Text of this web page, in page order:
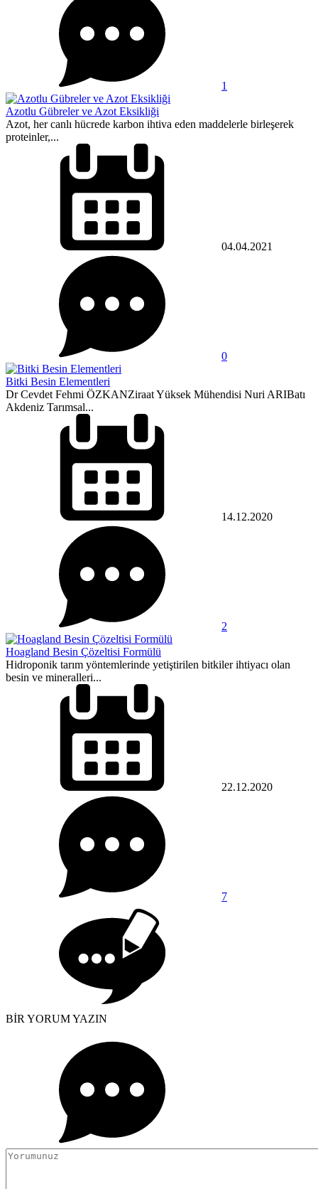
1
Azotlu Gübreler ve Azot Eksikliği
Azot, her canlı hücrede karbon ihtiva eden maddelerle birleşerek
proteinler,...
04.04.2021
0
Bitki Besin Elementleri
Dr Cevdet Fehmi ÖZKANZiraat Yüksek Mühendisi Nuri ARIBatı
Akdeniz Tarımsal...
14.12.2020
2
Hoagland Besin Çözeltisi Formülü
Hidroponik tarım yöntemlerinde yetiştirilen bitkiler ihtiyacı olan
besin ve mineralleri...
22.12.2020
7
BİR YORUM YAZIN